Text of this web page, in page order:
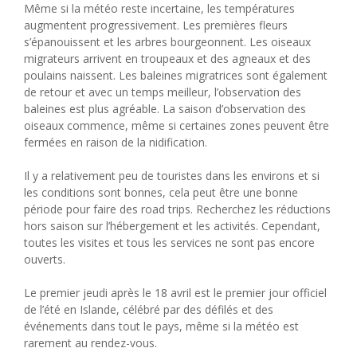
Même si la météo reste incertaine, les températures
augmentent progressivement. Les premières fleurs
s’épanouissent et les arbres bourgeonnent. Les oiseaux
migrateurs arrivent en troupeaux et des agneaux et des
poulains naissent. Les baleines migratrices sont également
de retour et avec un temps meilleur, l’observation des
baleines est plus agréable. La saison d’observation des
oiseaux commence, même si certaines zones peuvent être
fermées en raison de la nidification.
Il y a relativement peu de touristes dans les environs et si
les conditions sont bonnes, cela peut être une bonne
période pour faire des road trips. Recherchez les réductions
hors saison sur l’hébergement et les activités. Cependant,
toutes les visites et tous les services ne sont pas encore
ouverts.
Le premier jeudi après le 18 avril est le premier jour officiel
de l’été en Islande, célébré par des défilés et des
événements dans tout le pays, même si la météo est
rarement au rendez-vous.